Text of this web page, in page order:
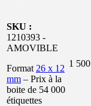
SKU :
1210393 -
AMOVIBLE
Format 26 x 12
mm – Prix à la
boite de 54 000
étiquettes
1 500